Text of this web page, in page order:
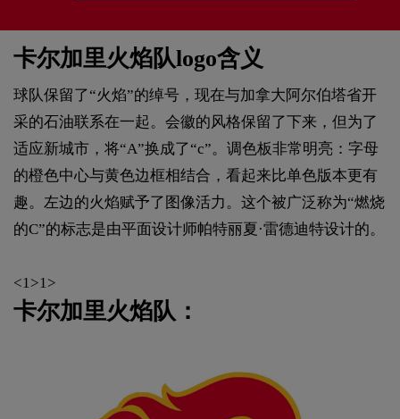
卡尔加里火焰队logo含义
球队保留了“火焰”的绰号，现在与加拿大阿尔伯塔省开
采的石油联系在一起。会徽的风格保留了下来，但为了
适应新城市，将“A”换成了“c”。调色板非常明亮：字母
的橙色中心与黄色边框相结合，看起来比单色版本更有
趣。左边的火焰赋予了图像活力。这个被广泛称为“燃烧
的C”的标志是由平面设计师帕特丽夏·雷德迪特设计的。
<1>1>
卡尔加里火焰队：